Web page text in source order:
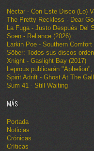
Néctar - Con Este Disco (Lo)
The Pretty Reckless - Dear
La Fuga - Justo Después Del
Soen - Reliance (2026)
Larkin Poe - Southern Comfort
Sôber: Todos sus discos
Xnight - Gaslight Bay (2017)
Leprous publicarán
Spirit Adrift - Ghost At The
Sum 41 - Still Waiting
MÁS
Portada
Noticias
Crónicas
Críticas